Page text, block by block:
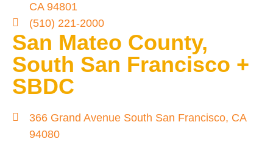
CA 94801
(510) 221-2000
San Mateo County,
South San Francisco +
SBDC
366 Grand Avenue South San Francisco, CA
94080